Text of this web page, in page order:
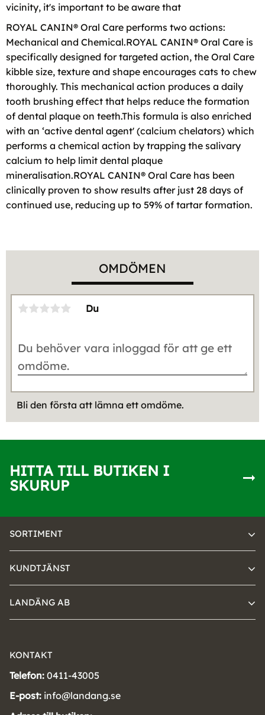
vicinity, it's important to be aware that
ROYAL CANIN® Oral Care performs two actions:
Mechanical and Chemical.ROYAL CANIN® Oral Care is
specifically designed for targeted action, the Oral Care
kibble size, texture and shape encourages cats to chew
thoroughly. This mechanical action produces a daily
tooth brushing effect that helps reduce the formation
of dental plaque on teeth.This formula is also enriched
with an ‘active dental agent' (calcium chelators) which
performs a chemical action by trapping the salivary
calcium to help limit dental plaque
mineralisation.ROYAL CANIN® Oral Care has been
clinically proven to show results after just 28 days of
continued use, reducing up to 59% of tartar formation.
OMDÖMEN
Du
Bli den första att lämna ett omdöme.
HITTA TILL BUTIKEN I
SKURUP
SORTIMENT
KUNDTJÄNST
LANDÄNG AB
KONTAKT
Telefon: 0411-43005
E-post: info@landang.se